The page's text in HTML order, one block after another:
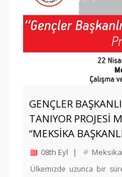
GENÇLER
TANIYOR PROJESİ
“MEKSİKA
08th Eyl | Meksika
Ülkemizde uzunca bir